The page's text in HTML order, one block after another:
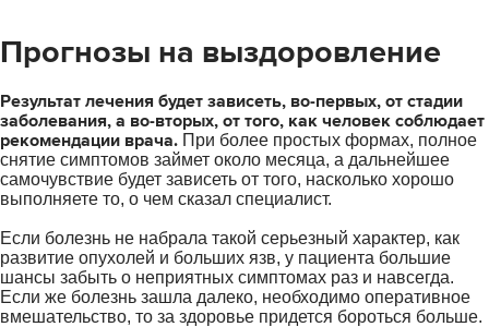
Прогнозы на выздоровление
Результат лечения будет зависеть, во-первых, от стадии
заболевания, а во-вторых, от того, как человек соблюдает
рекомендации врача. При более простых формах, полное
снятие симптомов займет около месяца, а дальнейшее
самочувствие будет зависеть от того, насколько хорошо
выполняете то, о чем сказал специалист.
Если болезнь не набрала такой серьезный характер, как
развитие опухолей и больших язв, у пациента большие
шансы забыть о неприятных симптомах раз и навсегда.
Если же болезнь зашла далеко, необходимо оперативное
вмешательство, то за здоровье придется бороться больше.